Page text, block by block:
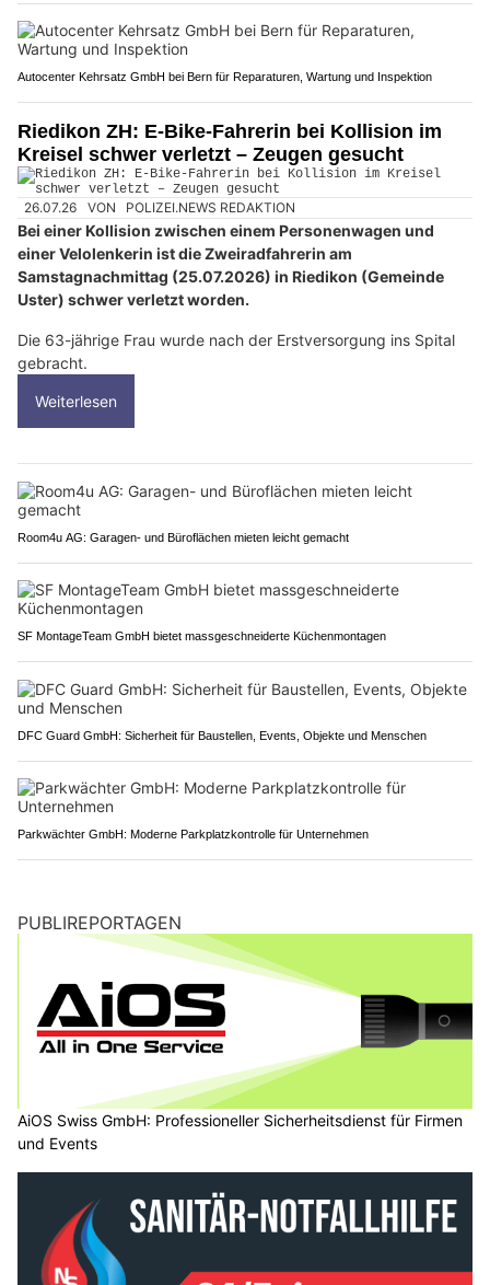
Autocenter Kehrsatz GmbH bei Bern für Reparaturen, Wartung und Inspektion
Riedikon ZH: E-Bike-Fahrerin bei Kollision im
Kreisel schwer verletzt – Zeugen gesucht
26.07.26 VON POLIZEI.NEWS REDAKTION
Bei einer Kollision zwischen einem Personenwagen und
einer Velolenkerin ist die Zweiradfahrerin am
Samstagnachmittag (25.07.2026) in Riedikon (Gemeinde
Uster) schwer verletzt worden.
Die 63-jährige Frau wurde nach der Erstversorgung ins Spital
gebracht.
Weiterlesen
Room4u AG: Garagen- und Büroflächen mieten leicht gemacht
SF MontageTeam GmbH bietet massgeschneiderte Küchenmontagen
DFC Guard GmbH: Sicherheit für Baustellen, Events, Objekte und Menschen
Parkwächter GmbH: Moderne Parkplatzkontrolle für Unternehmen
PUBLIREPORTAGEN
AiOS Swiss GmbH: Professioneller Sicherheitsdienst für Firmen
und Events